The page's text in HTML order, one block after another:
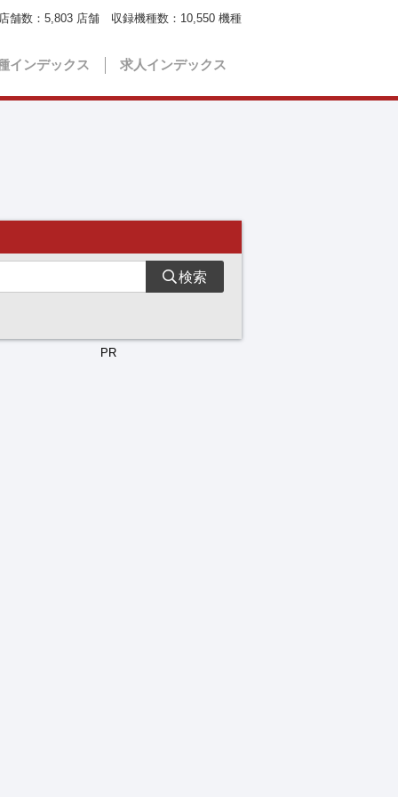
インデックス 求人インデックス
舗数： 5,803 店舗 収録機種数： 10,550 機種
検索
PR